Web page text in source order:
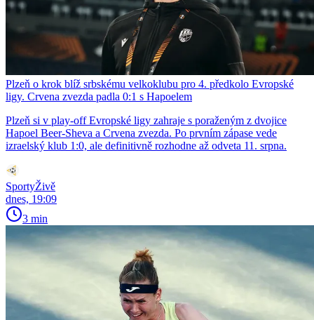
Plzeň o krok blíž srbskému velkoklubu pro 4. předkolo Evropské
ligy. Crvena zvezda padla 0:1 s Hapoelem
Plzeň si v play-off Evropské ligy zahraje s poraženým z dvojice
Hapoel Beer-Sheva a Crvena zvezda. Po prvním zápase vede
izraelský klub 1:0, ale definitivně rozhodne až odveta 11. srpna.
SportyŽivě
dnes, 19:09
3 min